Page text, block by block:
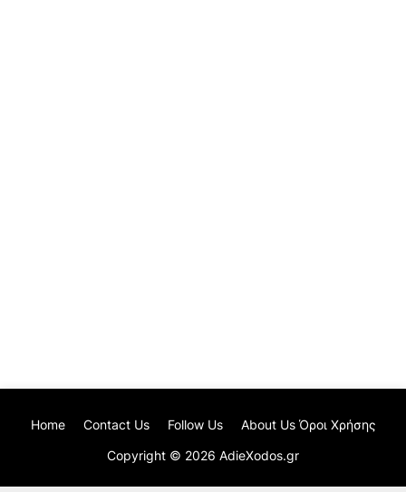
Copyright © 2026 AdieXodos.gr
Home Contact Us Follow Us About Us Όροι Χρήσης